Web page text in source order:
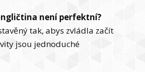
není perfektní?
tak, abys zvládla začít
jsou jednoduché